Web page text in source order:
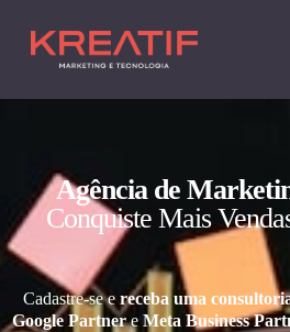
Agência de
Conquiste Mais
Cadastre-se ereceba uma
Google Partnere Meta Business